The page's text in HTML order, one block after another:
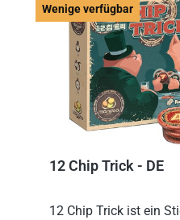
Wenige verfügbar
12 Chip Trick - DE
12 Chip Trick ist ein